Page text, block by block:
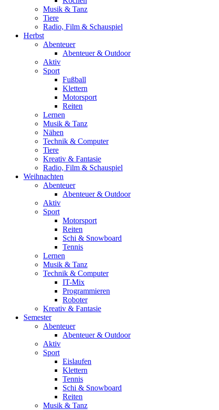
Musik & Tanz
Tiere
Radio, Film & Schauspiel
Herbst
Abenteuer
Abenteuer & Outdoor
Aktiv
Sport
Fußball
Klettern
Motorsport
Reiten
Lernen
Musik & Tanz
Nähen
Technik & Computer
Tiere
Kreativ & Fantasie
Radio, Film & Schauspiel
Weihnachten
Abenteuer
Abenteuer & Outdoor
Aktiv
Sport
Motorsport
Reiten
Schi & Snowboard
Tennis
Lernen
Musik & Tanz
Technik & Computer
IT-Mix
Programmieren
Roboter
Kreativ & Fantasie
Semester
Abenteuer
Abenteuer & Outdoor
Aktiv
Sport
Eislaufen
Klettern
Tennis
Schi & Snowboard
Reiten
Musik & Tanz